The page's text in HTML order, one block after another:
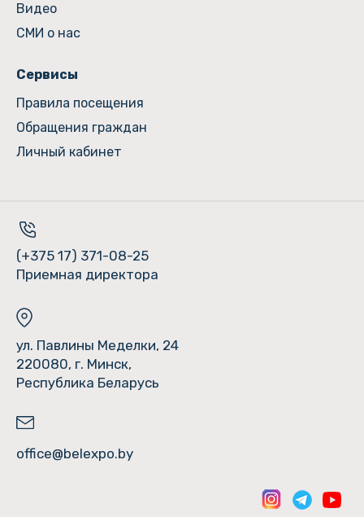
Видео
СМИ о нас
Сервисы
Правила посещения
Обращения граждан
Личный кабинет
(+375 17) 371-08-25
Приемная директора
ул. Павлины Меделки, 24
220080, г. Минск,
Республика Беларусь
office@belexpo.by